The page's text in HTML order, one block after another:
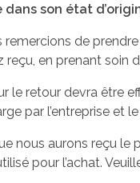
dans son état
remercions de
reçu, en prenant
le retour devra être
par l’entreprise et
nous aurons reçu
pour l’achat.